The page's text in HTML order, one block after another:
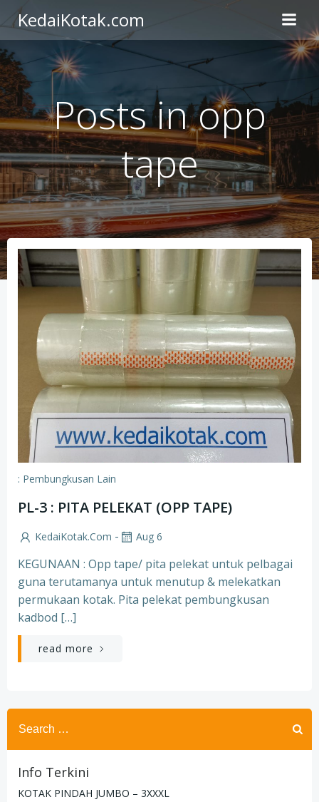
content
KedaiKotak.com
Posts in opp
tape
: Pembungkusan Lain
PL-3 : PITA PELEKAT (OPP TAPE)
KedaiKotak.com - Aug 6
KEGUNAAN : Opp tape/ pita pelekat untuk pelbagai
guna terutamanya untuk menutup & melekatkan
permukaan kotak. Pita pelekat pembungkusan
kadbod […]
read more
Search
for:
Info Terkini
KOTAK PINDAH JUMBO – 3XXXL